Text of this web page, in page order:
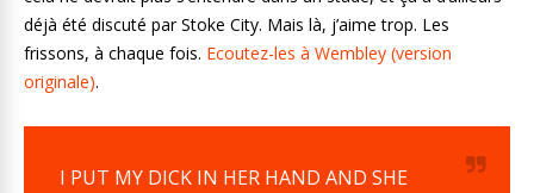
déjà été discuté par Stoke City. Mais là, j’aime trop. Les
frissons, à chaque fois. Ecoutez-les à Wembley (version
originale).
I PUT MY DICK IN HER HAND AND SHE